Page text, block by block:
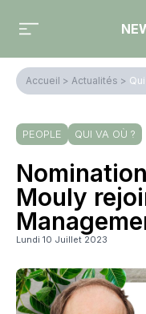
Accueil > Actualités >
PEOPLE QUI VA OÙ ?
Mouly
Lundi 10 Juillet 2023